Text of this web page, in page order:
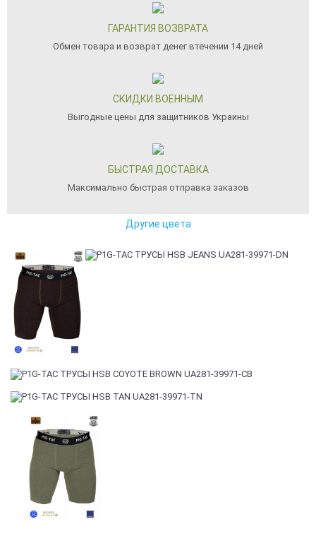
ГАРАНТИЯ ВОЗВРАТА
Обмен товара и возврат денег втечении 14 дней
СКИДКИ ВОЕННЫМ
Выгодные цены для защитников Украины
БЫСТРАЯ ДОСТАВКА
Максимально быстрая отправка заказов
Другие цвета